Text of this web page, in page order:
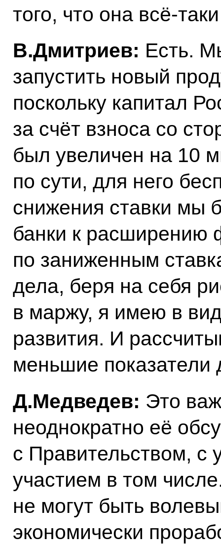
того, что она
В.Дмитриев: Есть.
запустить новый
поскольку капитал
за счёт взноса со
был увеличен на 10
по сути, для него
снижения ставки мы
банки к расширению
по заниженным
дела, беря на себя
в маржу, я имею в
развития. И
меньшие показатели
Д.Медведев: Это
неоднократно её
с Правительством, с
участием в том
не могут быть
экономически